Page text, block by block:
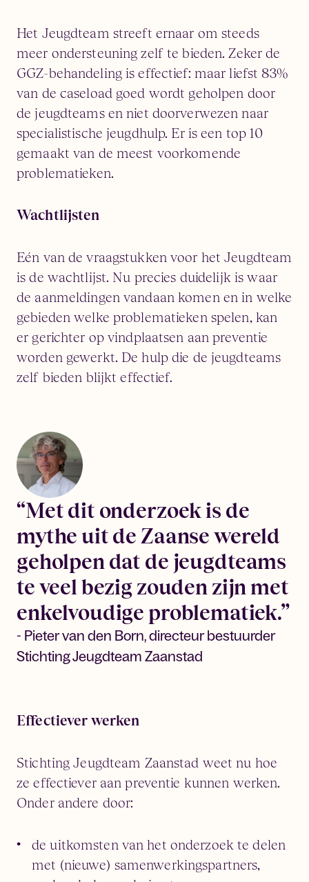
Het Jeugdteam streeft ernaar om steeds
meer ondersteuning zelf te bieden. Zeker de
GGZ-behandeling is effectief: maar liefst 83%
van de caseload goed wordt geholpen door
de jeugdteams en niet doorverwezen naar
specialistische jeugdhulp. Er is een top 10
gemaakt van de meest voorkomende
problematieken.
Wachtlijsten
Eén van de vraagstukken voor het Jeugdteam
is de wachtlijst. Nu precies duidelijk is waar
de aanmeldingen vandaan komen en in welke
gebieden welke problematieken spelen, kan
er gerichter op vindplaatsen aan preventie
worden gewerkt. De hulp die de jeugdteams
zelf bieden blijkt effectief.
“Met dit onderzoek is de
mythe uit de Zaanse wereld
geholpen dat de jeugdteams
te veel bezig zouden zijn met
enkelvoudige problematiek.”
- Pieter van den Born, directeur bestuurder
Stichting Jeugdteam Zaanstad
Effectiever werken
Stichting Jeugdteam Zaanstad weet nu hoe
ze effectiever aan preventie kunnen werken.
Onder andere door:
de uitkomsten van het onderzoek te delen
met (nieuwe) samenwerkingspartners,